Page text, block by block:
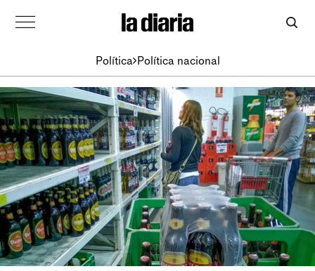
Política Política nacional